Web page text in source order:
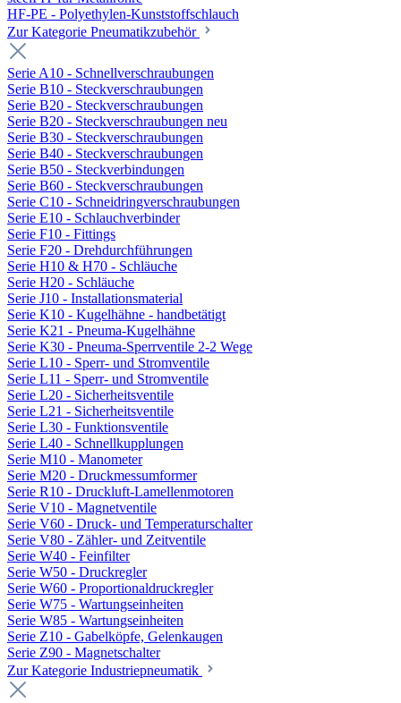
HF-PE - Polyethylen-Kunststoffschlauch
Zur Kategorie Pneumatikzubehör
Serie A10 - Schnellverschraubungen
Serie B10 - Steckverschraubungen
Serie B20 - Steckverschraubungen
Serie B20 - Steckverschraubungen neu
Serie B30 - Steckverschraubungen
Serie B40 - Steckverschraubungen
Serie B50 - Steckverbindungen
Serie B60 - Steckverschraubungen
Serie C10 - Schneidringverschraubungen
Serie E10 - Schlauchverbinder
Serie F10 - Fittings
Serie F20 - Drehdurchführungen
Serie H10 & H70 - Schläuche
Serie H20 - Schläuche
Serie J10 - Installationsmaterial
Serie K10 - Kugelhähne - handbetätigt
Serie K21 - Pneuma-Kugelhähne
Serie K30 - Pneuma-Sperrventile 2-2 Wege
Serie L10 - Sperr- und Stromventile
Serie L11 - Sperr- und Stromventile
Serie L20 - Sicherheitsventile
Serie L21 - Sicherheitsventile
Serie L30 - Funktionsventile
Serie L40 - Schnellkupplungen
Serie M10 - Manometer
Serie M20 - Druckmessumformer
Serie R10 - Druckluft-Lamellenmotoren
Serie V10 - Magnetventile
Serie V60 - Druck- und Temperaturschalter
Serie V80 - Zähler- und Zeitventile
Serie W40 - Feinfilter
Serie W50 - Druckregler
Serie W60 - Proportionaldruckregler
Serie W75 - Wartungseinheiten
Serie W85 - Wartungseinheiten
Serie Z10 - Gabelköpfe, Gelenkaugen
Serie Z90 - Magnetschalter
Zur Kategorie Industriepneumatik